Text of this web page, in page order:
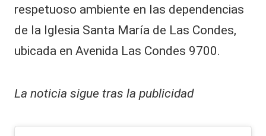
respetuoso ambiente en las dependencias
de la Iglesia Santa María de Las Condes,
ubicada en Avenida Las Condes 9700.
La noticia sigue tras la publicidad